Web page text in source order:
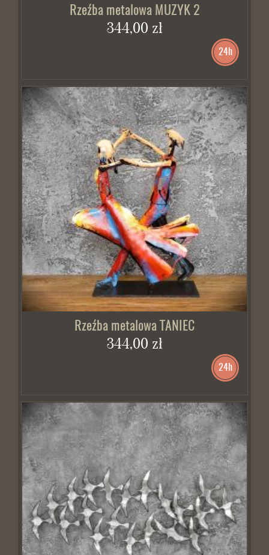
Rzeźba metalowa MUZYK 2
344,00 zł
24h
Rzeźba metalowa TANIEC
344,00 zł
24h
BRAK W MAGAZYNIE